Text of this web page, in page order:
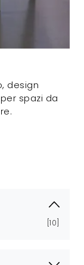
10
design
spazi da